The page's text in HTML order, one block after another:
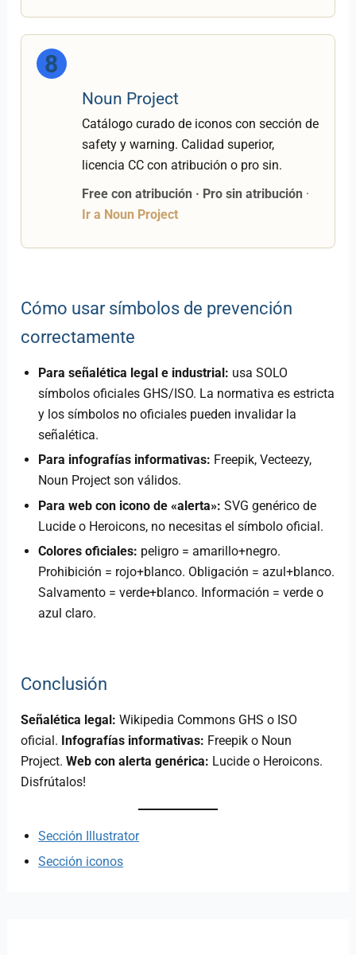
8
Noun Project
Catálogo curado de iconos con sección de
safety y warning. Calidad superior,
licencia CC con atribución o pro sin.
Free con atribución · Pro sin atribución ·
Ir a Noun Project
Cómo usar símbolos de prevención
correctamente
Para señalética legal e industrial: usa SOLO
símbolos oficiales GHS/ISO. La normativa es estricta
y los símbolos no oficiales pueden invalidar la
señalética.
Para infografías informativas: Freepik, Vecteezy,
Noun Project son válidos.
Para web con icono de «alerta»: SVG genérico de
Lucide o Heroicons, no necesitas el símbolo oficial.
Colores oficiales: peligro = amarillo+negro.
Prohibición = rojo+blanco. Obligación = azul+blanco.
Salvamento = verde+blanco. Información = verde o
azul claro.
Conclusión
Señalética legal: Wikipedia Commons GHS o ISO
oficial. Infografías informativas: Freepik o Noun
Project.Web con alerta genérica: Lucide o Heroicons.
Disfrútalos!
Sección Illustrator
Sección iconos